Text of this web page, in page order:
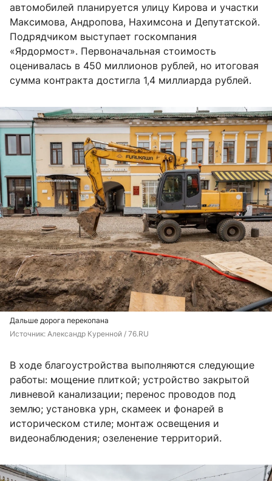
автомобилей планируется улицу Кирова и участки
Максимова, Андропова, Нахимсона и Депутатской.
Подрядчиком выступает госкомпания
«Ярдормост». Первоначальная стоимость
оценивалась в 450 миллионов рублей, но итоговая
сумма контракта достигла 1,4 миллиарда рублей.
Дальше дорога перекопана
Источник: Александр Куренной / 76.RU
В ходе благоустройства выполняются следующие
работы: мощение плиткой; устройство закрытой
ливневой канализации; перенос проводов под
землю; установка урн, скамеек и фонарей в
историческом стиле; монтаж освещения и
видеонаблюдения; озеленение территорий.